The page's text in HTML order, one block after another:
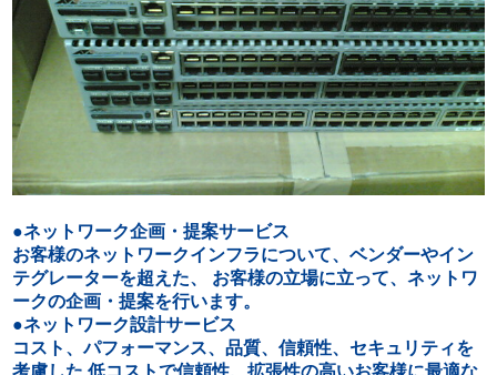
●ネットワーク企画・提案サービス
お客様のネットワークインフラについて、ベンダーやイン
テグレーターを超えた、 お客様の立場に立って、ネットワ
ークの企画・提案を行います。
●ネットワーク設計サービス
コスト、パフォーマンス、品質、信頼性、セキュリティを